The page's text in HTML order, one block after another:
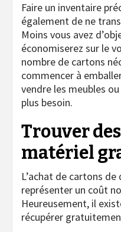
Faire un inventaire
également de ne
Moins vous avez
économiserez sur le
nombre de cartons
commencer à
vendre les meubles
plus besoin.
Trouver
matériel
L’achat de cartons
représenter un coût
Heureusement, il
récupérer